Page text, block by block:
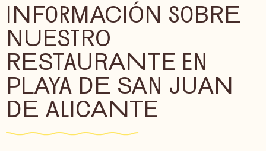
INFORMACIÓN SOBRE
NUESTRO
RESTAURANTE EN
PLAYA DE SAN JUAN
DE ALICANTE